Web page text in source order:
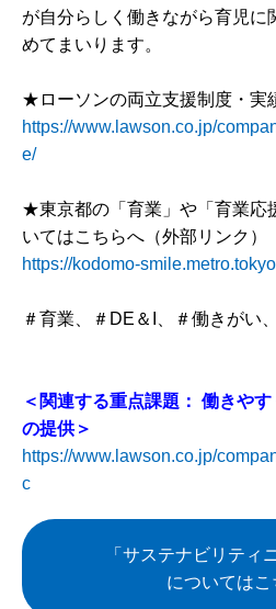
が自分らしく働きながら育児に
めてまいります。
★ローソンの両立支援制度・実
https://www.lawson.co.jp/
e/
★東京都の「育業」や「育業応
いてはこちらへ（外部リンク）
https://kodomo-
＃育業、＃DE＆I、＃働きがい
＜関連する重点課題： 働きや
の提供＞
https://www.lawson.co.jp/
c
「サステナビリティ
についてはこ